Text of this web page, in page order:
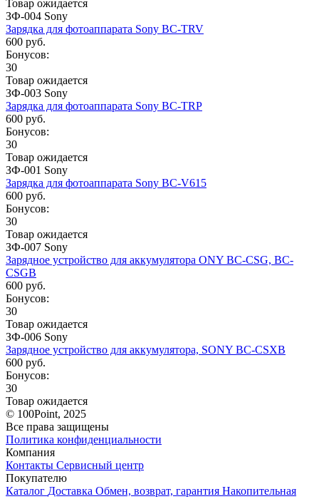
Товар ожидается
ЗФ-004 Sony
Зарядка для фотоаппарата Sony BC-TRV
600 руб.
Бонусов:
30
Товар ожидается
ЗФ-003 Sony
Зарядка для фотоаппарата Sony BC-TRP
600 руб.
Бонусов:
30
Товар ожидается
ЗФ-001 Sony
Зарядка для фотоаппарата Sony BC-V615
600 руб.
Бонусов:
30
Товар ожидается
ЗФ-007 Sony
Зарядное устройство для аккумулятора ONY BC-CSG, BC-
CSGB
600 руб.
Бонусов:
30
Товар ожидается
ЗФ-006 Sony
Зарядное устройство для аккумулятора, SONY BC-CSXB
600 руб.
Бонусов:
30
Товар ожидается
© 100Point, 2025
Все права защищены
Политика конфиденциальности
Компания
Контакты Сервисный центр
Покупателю
Каталог Доставка Обмен, возврат, гарантия Накопительная